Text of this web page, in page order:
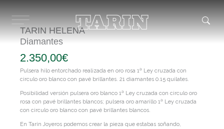
contenido
TARIN HELENA
Diamantes
2.350,00€
Pulsera hilo entorchado realizada en oro rosa 1ª Ley cruzada con
circulo oro blanco con pavé brillantes. 21 diamantes 0.15 quilates.
Posibilidad versión pulsera oro blanco 1ª Ley cruzada con circulo oro
rosa con pavé brillantes blancos; pulsera oro amarillo 1ª Ley cruzada
con circulo oro blanco con pavé brillantes blancos.
En Tarín Joyeros podemos crear la pieza que estabas soñando,